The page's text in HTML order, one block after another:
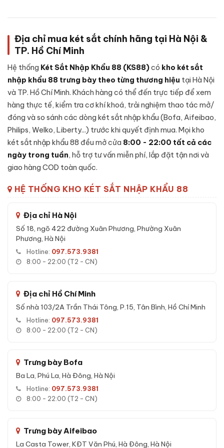
điện chống bong tróc theo thời gian.
Vỏ trong:Thép tấm gia cố, đổ bê-tông chống cháy
khi gặp nhiệt độ cao và độ ẩm.
Cánh cửa két:Thép nguyên khối đúc đặc, có gờ chống
cạy phá, đệm cao su chống khói thoát khi xảy ra hoả hoạn.
Hệ thống chốt khoá:
Thanh chốt thép cứng đa hướng,
ngàm cài chống khoan và đục phá.
Loại khoá:
Khóa vân tay - tích hợp cơ chế chống dò mã,
tự khoá tạm thời khi nhập sai liên tục để chặn các kiểu tấn
công thử mã.
Bản lề ẩn:
Thiết kế bản lề chìm trong thân két, tránh điểm
yếu bị cạy phá từ bên ngoài.
Đặc tính kỹ thuật Két sắt Bofa BF-V-
120BS2 vân tay chính hãng
Dưới đây là các đặc tính kỹ thuật quan trọng giúp
Bofa BF-V-120BS2 vân tay chính hãng
chuyên dụng, bảo vệ tài sản trong điều kiện nhiệt độ cao.
Khung thép cường lực không rỉ - chống biến dạng, chống
công cụ phá khoá thông dụng.
Chống ẩm, chống nước - giữ giấy tờ, hợp đồng quan trọng
luôn khô ráo bên trong két.
Tuổi thọ ổ khoá cao, chìa thép tôi chất lượng cao, ít hỏng
hóc theo thời gian.
qua hotline, Zalo, Messenger 24/7.
Hỗ trợvận chuyển nhanh nội thành HN & HCM trong
Địa chỉ mua két sắt chính hãng tại Hà Nội &
TP. Hồ Chí Minh
Hệ thống Két Sắt Nhập Khẩu 88 (KS88)có kho két sắt
nhập khẩu 88 trưng bày theo từng thương hiệu tại Hà Nội
và TP. Hồ Chí Minh. Khách hàng có thể đến trực tiếp để xem
hàng thực tế, kiểm tra cơ khí khoá, trải nghiệm thao tác mở/
đóng và so sánh các dòng két sắt nhập khẩu (Bofa, Aifeibao,
Philips, Welko, Liberty...) trước khi quyết định mua. Mọi kho
két sắt nhập khẩu 88 đều mở cửa 8:00 - 22:00 tất cả các
ngày trong tuần, hỗ trợ tư vấn miễn phí, lắp đặt tận nơi và
giao hàng COD toàn quốc.
HỆ THỐNG KHO KÉT SẮT NHẬP KHẨU 88
Địa chỉ Hà Nội
Số 18, ngõ 422 đường Xuân Phương, Phường Xuân
Phương, Hà Nội
Hotline: 097.573.9381
8:00 - 22:00 (T2 - CN)
Địa chỉ Hồ Chí Minh
Số nhà 103/2A Trần Thái Tông, P.15, Tân Bình, Hồ Chí Minh
Hotline: 097.573.9381
8:00 - 22:00 (T2 - CN)
Trưng bày Bofa
Ba La, Phú La, Hà Đông, Hà Nội
Hotline: 097.573.9381
8:00 - 22:00 (T2 - CN)
Trưng bày Aifeibao
La Casta Tower, KĐT Văn Phú, Hà Đông, Hà Nội